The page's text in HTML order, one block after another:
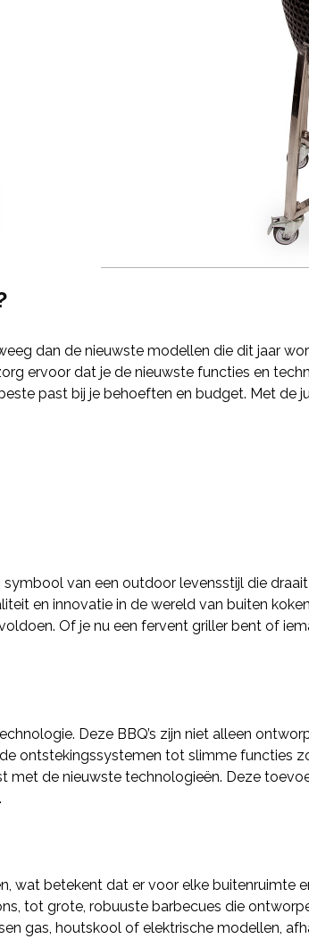
dan de nieuwste modellen die dit jaar
ervoor dat je de nieuwste functies en
past bij je behoeften en budget. Met de
van een outdoor levensstijl die
en innovatie in de wereld van buiten
Of je nu een fervent griller bent of
Deze BBQ’s zijn niet alleen
ontstekingssystemen tot slimme functies
de nieuwste technologieën. Deze
wat betekent dat er voor elke buitenruimte
tot grote, robuuste barbecues die
gas, houtskool of elektrische modellen,